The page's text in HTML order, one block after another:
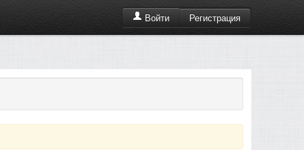
Войти Регистрация